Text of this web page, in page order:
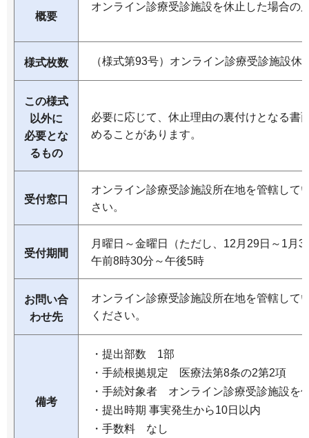
概要
オンライン診療受診施設を休止した場合の
様式枚数 （様式第93号）オンライン診療受診施設
この様式
以外に
必要とな
るもの
必要に応じて、休止理由の裏付けとなる書
めることがあります。
受付窓口
オンライン診療受診施設所在地を管轄して
さい。
受付期間
月曜日～金曜日（ただし、12月29日～1月
午前8時30分～午後5時
お問い合
わせ先
オンライン診療受診施設所在地を管轄して
ください。
備考
・提出部数 1部
・手続根拠規定 医療法第8条の2第2項
・手続対象者 オンライン診療受診施設を
・提出時期 事実発生から10日以内
・手数料 なし